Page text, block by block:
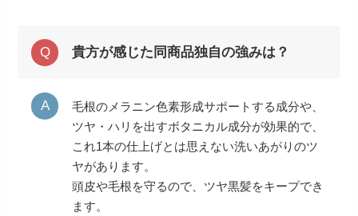
貴方が感じた同商品独自の強みは？
毛根のメラニン色素形成サポートする成分や、
ツヤ・ハリを出すボタニカル成分が効果的で、
これ1本の仕上げとは思えない洗いあがりのツ
ヤがあります。
頭皮や毛根を守るので、ツヤ黒髪をキープでき
ます。